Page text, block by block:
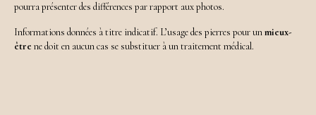
pourra présenter des différences par rapport aux photos.
Informations données à titre indicatif. L’usage des pierres pour unmieux-
être ne doit en aucun cas se substituer à un traitement médical.